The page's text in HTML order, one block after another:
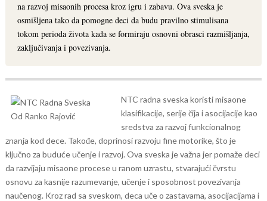
na razvoj misaonih procesa kroz igru i zabavu. Ova sveska je
osmišljena tako da pomogne deci da budu pravilno stimulisana
tokom perioda života kada se formiraju osnovni obrasci razmišljanja,
zaključivanja i povezivanja.
NTC radna sveska koristi misaone
klasifikacije, serije čija i asocijacije kao
sredstva za razvoj funkcionalnog
znanja kod dece. Takođe, doprinosi razvoju fine motorike, što je
ključno za buduće učenje i razvoj. Ova sveska je važna jer pomaže deci
da razvijaju misaone procese u ranom uzrastu, stvarajući čvrstu
osnovu za kasnije razumevanje, učenje i sposobnost povezivanja
naučenog. Kroz rad sa sveskom, deca uče o zastavama, asocijacijama i